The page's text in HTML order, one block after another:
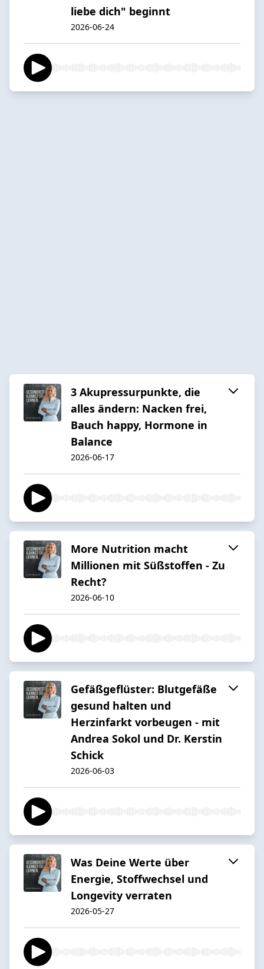
liebe dich" beginnt
2026-06-24
3 Akupressurpunkte, die
alles ändern: Nacken frei,
Bauch happy, Hormone in
Balance
2026-06-17
More Nutrition macht
Millionen mit Süßstoffen - Zu
Recht?
2026-06-10
Gefäßgeflüster: Blutgefäße
gesund halten und
Herzinfarkt vorbeugen - mit
Andrea Sokol und Dr. Kerstin
Schick
2026-06-03
Was Deine Werte über
Energie, Stoffwechsel und
Longevity verraten
2026-05-27